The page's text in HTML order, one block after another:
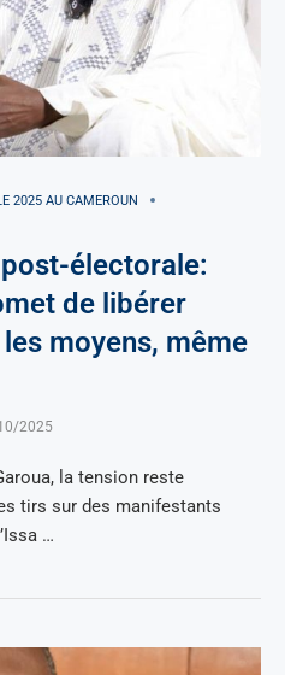
2025 AU CAMEROUN
électorale:
de libérer
moyens, même
2025
la tension reste
tirs sur des manifestants
…